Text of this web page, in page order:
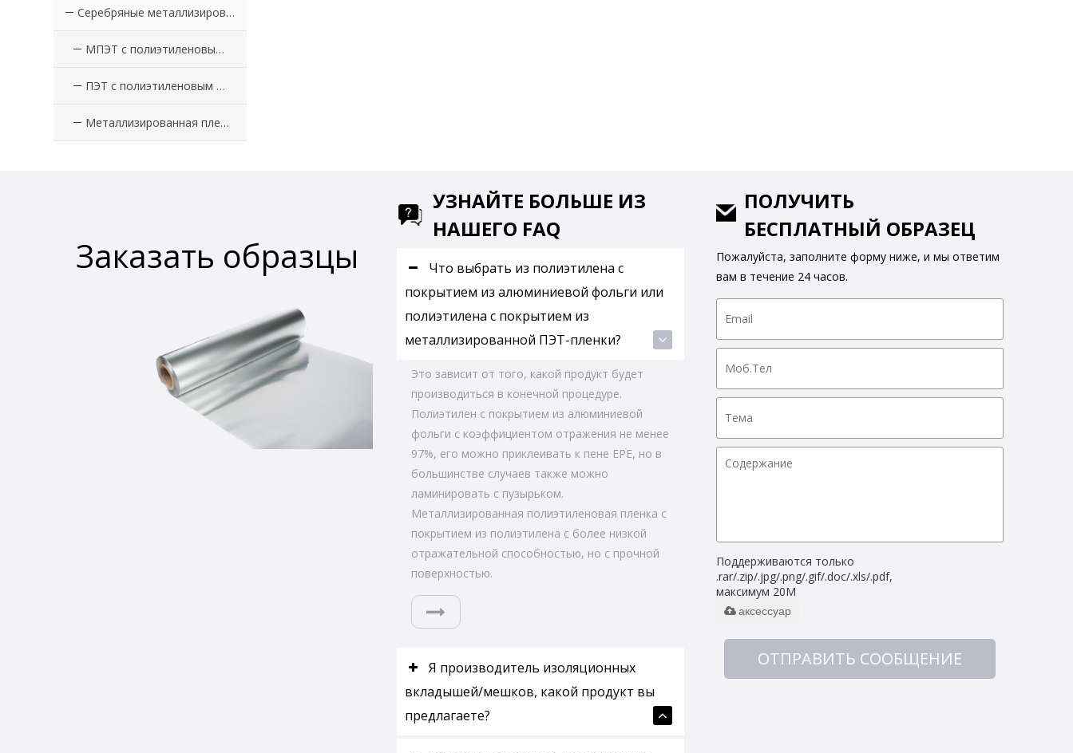
Серебряные металлизированные ПЭТ-пленки с покрытием PE
МПЭТ с полиэтиленовым покрытием
ПЭТ с полиэтиленовым покрытием
Металлизированная пленка с полиэтиленовым покрытием
Заказать образцы
УЗНАЙТЕ БОЛЬШЕ ИЗ
НАШЕГО FAQ
Что выбрать из полиэтилена с
покрытием из алюминиевой фольги или
полиэтилена с покрытием из
металлизированной ПЭТ-пленки?
Это зависит от того, какой продукт будет
производиться в конечной процедуре.
Полиэтилен с покрытием из алюминиевой
фольги с коэффициентом отражения не менее
97%, его можно приклеивать к пене EPE, но в
большинстве случаев также можно
ламинировать с пузырьком.
Металлизированная полиэтиленовая пленка с
покрытием из полиэтилена с более низкой
отражательной способностью, но с прочной
поверхностью.
Я производитель изоляционных
вкладышей/мешков, какой продукт вы
предлагаете?
ПОЛУЧИТЬ
БЕСПЛАТНЫЙ ОБРАЗЕЦ
Пожалуйста, заполните форму ниже, и мы ответим
вам в течение 24 часов.
Поддерживаются только
.rar/.zip/.jpg/.png/.gif/.doc/.xls/.pdf,
максимум 20M
аксессуар
ОТПРАВИТЬ СООБЩЕНИЕ